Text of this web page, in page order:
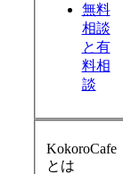
無料
相談
と有
料相
談
KokoroCafe
とは